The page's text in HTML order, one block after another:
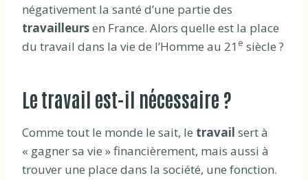
négativement la santé d’une partie des
travailleursen France. Alors quelle est la place
du travail dans la vie de l’Homme au 21 e siècle ?
Le travail est-il nécessaire ?
Comme tout le monde le sait, le travail sert à
« gagner sa vie » financièrement, mais aussi à
trouver une place dans la société, une fonction.